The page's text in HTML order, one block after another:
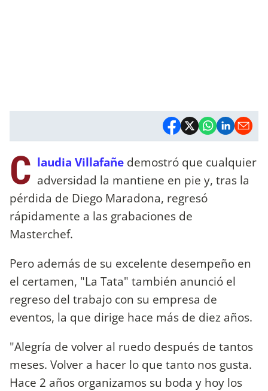
C laudia Villafañe demostró que cualquier
adversidad la mantiene en pie y, tras la
pérdida de Diego Maradona, regresó
rápidamente a las grabaciones de
Masterchef.
Pero además de su excelente desempeño en
el certamen, "La Tata" también anunció el
regreso del trabajo con su empresa de
eventos, la que dirige hace más de diez años.
"Alegría de volver al ruedo después de tantos
meses. Volver a hacer lo que tanto nos gusta.
Hace 2 años organizamos su boda y hoy los